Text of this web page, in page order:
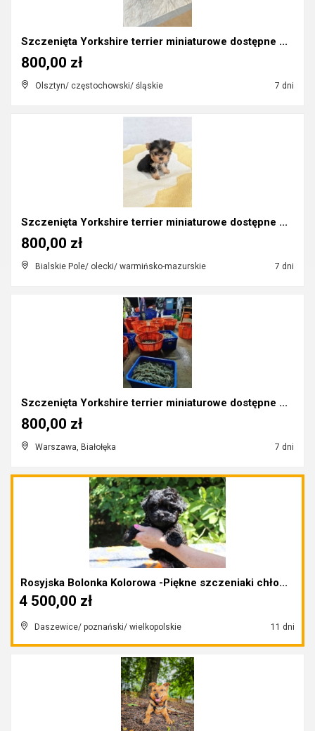
Szczenięta Yorkshire terrier miniaturowe dostępne ...
Olsztyn/ częstochowski/ śląskie 7 dni
800,00 zł
Szczenięta Yorkshire terrier miniaturowe dostępne ...
Bialskie Pole/ olecki/ warmińsko-mazurskie 7 dni
800,00 zł
Szczenięta Yorkshire terrier miniaturowe dostępne ...
Warszawa, Białołęka 7 dni
800,00 zł
Rosyjska Bolonka Kolorowa -Piękne szczeniaki chło...
Daszewice/ poznański/ wielkopolskie 11 dni
4 500,00 zł